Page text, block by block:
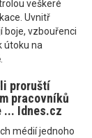
veškeré
Uvnitř
boje, vzbouřenci
útoku na
proruští
pracovníků
... Idnes.cz
médií jednoho